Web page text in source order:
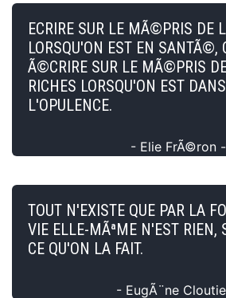
ECRIRE SUR LE MÃ©PRIS DE
LORSQU'ON EST EN SANTÃ©,
Ã©CRIRE SUR LE MÃ©PRIS
RICHES LORSQU'ON EST DANS
L'OPULENCE.
- Elie FrÃ©ron -
TOUT N'EXISTE QUE PAR LA
VIE ELLE-MÃªME N'EST RIEN,
CE QU'ON LA FAIT.
- EugÃ¨ne